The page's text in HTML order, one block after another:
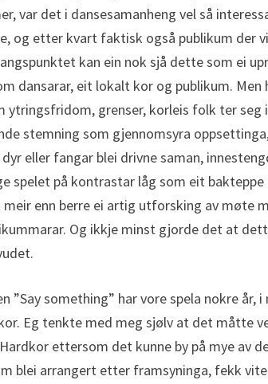
var det i dansesamanheng vel så
og etter kvart faktisk også publikum der
kan ein nok sjå dette som ei
dansarar, eit lokalt kor og publikum. Men
ytringsfridom, grenser, korleis folk ter seg
stemning som gjennomsyra
eller fangar blei drivne saman,
spelet på kontrastar låg som eit
meir enn berre ei artig utforsking av møte
Og ikkje minst gjorde det at
”Say something” har vore spela nokre år,
Eg tenkte med meg sjølv at det måtte
ettersom det kunne by på mye av
blei arrangert etter framsyninga, fekk